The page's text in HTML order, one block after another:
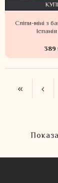
Сліпи-міні з
389